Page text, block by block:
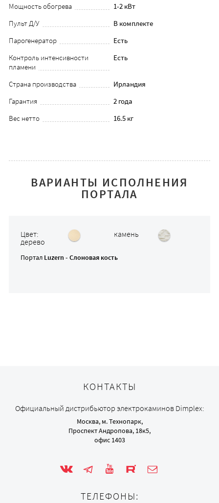
Мощность обогрева
1-2 кВт
Пульт Д/У
В комплекте
Парогенератор
Есть
Контроль интенсивности
пламени
Есть
Страна производства
Ирландия
Гарантия
2 года
Вес нетто
16.5 кг
ВАРИАНТЫ ИСПОЛНЕНИЯ
ПОРТАЛА
Цвет:
дерево
камень
Портал Luzern - Слоновая кость
КОНТАКТЫ
Официальный дистрибьютор электрокаминов Dimplex:
Москва, м. Технопарк,
Проспект Андропова, 18к5,
офис 1403
ТЕЛЕФОНЫ: